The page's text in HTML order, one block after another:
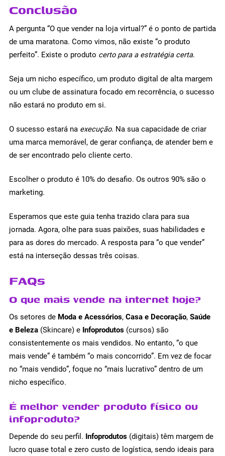
Conclusão
A pergunta “O que vender na loja virtual?” é o ponto de partida
de uma maratona. Como vimos, não existe “o produto
perfeito”. Existe o produto certo para a estratégia certa.
Seja um nicho específico, um produto digital de alta margem
ou um clube de assinatura focado em recorrência, o sucesso
não estará no produto em si.
O sucesso estará na execução. Na sua capacidade de criar
uma marca memorável, de gerar confiança, de atender bem e
de ser encontrado pelo cliente certo.
Escolher o produto é 10% do desafio. Os outros 90% são o
marketing.
Esperamos que este guia tenha trazido clara para sua
jornada. Agora, olhe para suas paixões, suas habilidades e
para as dores do mercado. A resposta para “o que vender”
está na interseção dessas três coisas.
FAQs
O que mais vende na internet hoje?
Os setores de Moda e Acessórios, Casa e Decoração, Saúde
e Beleza (Skincare) e Infoprodutos (cursos) são
consistentemente os mais vendidos. No entanto, “o que
mais vende” é também “o mais concorrido”. Em vez de focar
no “mais vendido”, foque no “mais lucrativo” dentro de um
nicho específico.
É melhor vender produto físico ou
infoproduto?
Depende do seu perfil. Infoprodutos (digitais) têm margem de
lucro quase total e zero custo de logística, sendo ideais para